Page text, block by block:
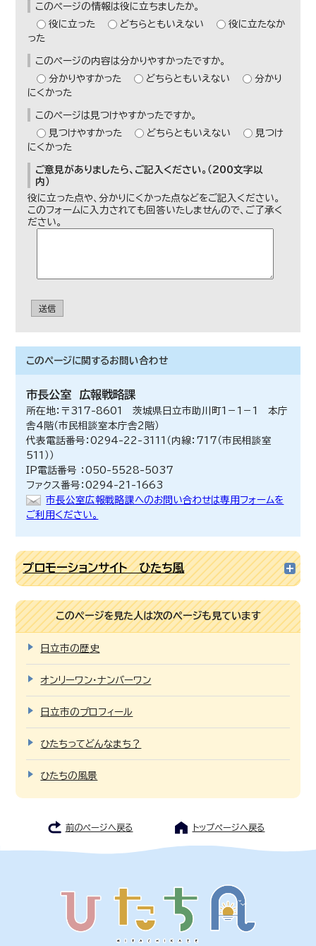
このページの情報は役に立ちましたか。
役に立った
どちらともいえない
役に立たなか
った
このページの内容は分かりやすかったですか。
分かりやすかった
どちらともいえない
分かり
にくかった
このページは見つけやすかったですか。
見つけやすかった
どちらともいえない
見つけ
にくかった
ご意見がありましたら、ご記入ください。（200文字以
内）
役に立った点や、分かりにくかった点などをご記入ください。
このフォームに入力されても回答いたしませんので、ご了承く
ださい。
送信
このページに関するお問い合わせ
市長公室 広報戦略課
所在地：〒317-8601 茨城県日立市助川町1－1－1 本庁
舎4階（市民相談室本庁舎2階）
代表電話番号：0294-22-3111（内線：717（市民相談室
511））
IP電話番号 ：050-5528-5037
ファクス番号：0294-21-1663
市長公室広報戦略課へのお問い合わせは専用フォームを
ご利用ください。
プロモーションサイト ひたち風
このページを見た人は次のページも見ています
日立市の歴史
オンリーワン・ナンバーワン
日立市のプロフィール
ひたちってどんなまち？
ひたちの風景
前のページへ戻る トップページへ戻る